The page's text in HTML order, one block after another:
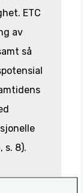
ETC
av
så
s. 8).